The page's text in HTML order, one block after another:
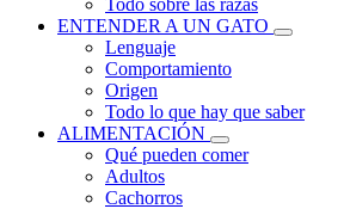
Todo sobre las razas
ENTENDER A UN GATO
Lenguaje
Comportamiento
Origen
Todo lo que hay que saber
ALIMENTACIÓN
Qué pueden comer
Adultos
Cachorros